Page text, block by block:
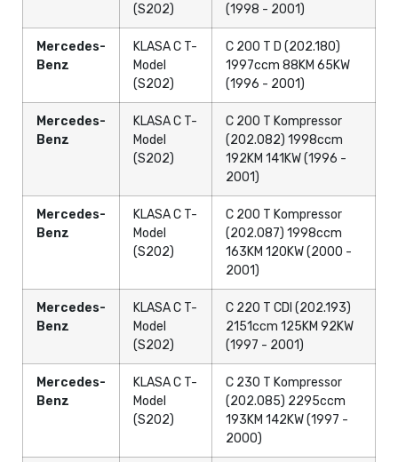
(S202)
(1998 - 2001)
Mercedes-
Benz
KLASA C T-
Model
(S202)
C 200 T D (202.180)
1997ccm 88KM 65KW
(1996 - 2001)
Mercedes-
Benz
KLASA C T-
Model
(S202)
C 200 T Kompressor
(202.082) 1998ccm
192KM 141KW (1996 -
2001)
Mercedes-
Benz
KLASA C T-
Model
(S202)
C 200 T Kompressor
(202.087) 1998ccm
163KM 120KW (2000 -
2001)
Mercedes-
Benz
KLASA C T-
Model
(S202)
C 220 T CDI (202.193)
2151ccm 125KM 92KW
(1997 - 2001)
Mercedes-
Benz
KLASA C T-
Model
(S202)
C 230 T Kompressor
(202.085) 2295ccm
193KM 142KW (1997 -
2000)